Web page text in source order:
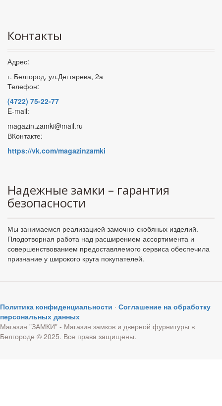
Контакты
Адрес:
г. Белгород, ул.Дегтярева, 2а
Телефон:
(4722) 75-22-77
E-mail:
magazin.zamki@mail.ru
ВКонтакте:
https://vk.com/magazinzamki
Надежные замки – гарантия
безопасности
Мы занимаемся реализацией замочно-скобяных изделий.
Плодотворная работа над расширением ассортимента и
совершенствованием предоставляемого сервиса обеспечила
признание у широкого круга покупателей.
Политика конфиденциальности · Соглашение на обработку
персональных данных
Магазин "ЗАМКИ" - Магазин замков и дверной фурнитуры в
Белгороде © 2025. Все права защищены.